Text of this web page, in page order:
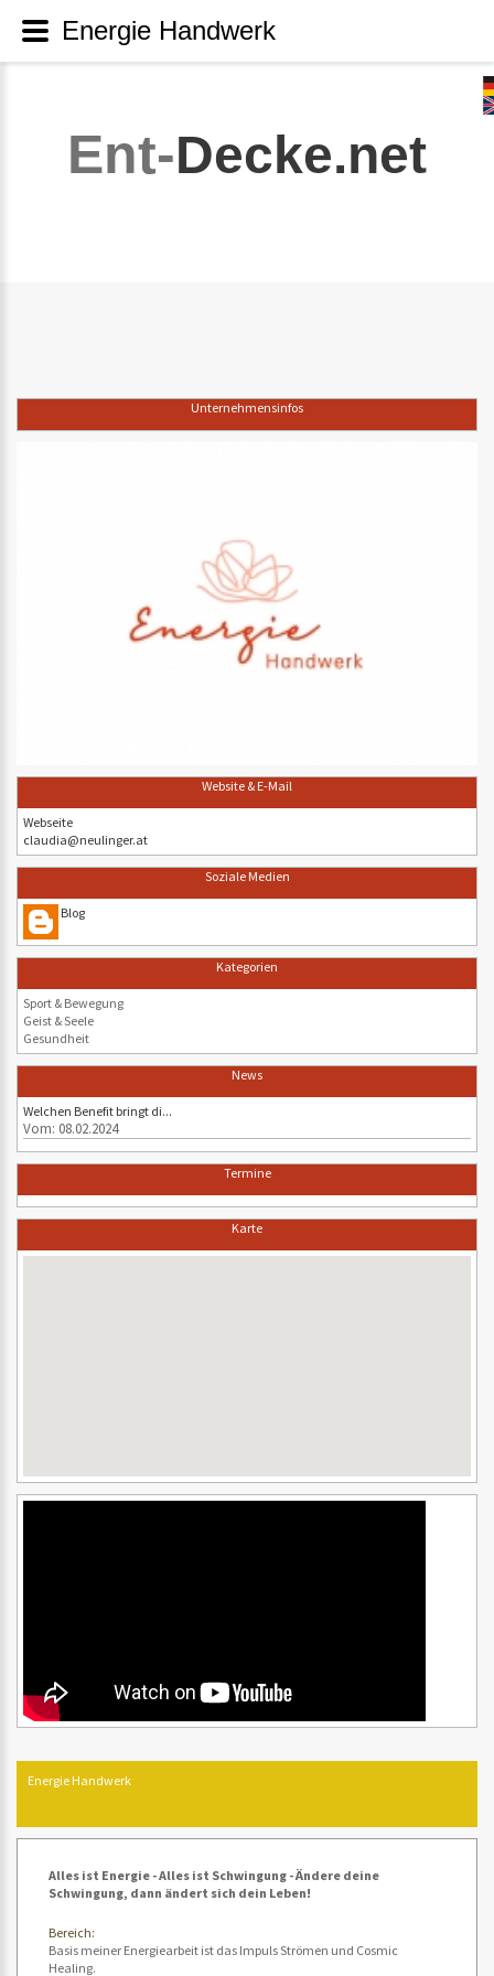
Ent-Decke.net
Unternehmensinfos
Website & E-Mail
Webseite
claudia@neulinger.at
Soziale Medien
Blog
Kategorien
Sport & Bewegung
Geist & Seele
Gesundheit
News
Welchen Benefit bringt di...
Vom: 08.02.2024
Termine
Karte
Energie Handwerk
Alles ist Energie - Alles ist Schwingung - Ändere deine
Schwingung, dann ändert sich dein Leben!
Bereich:
Basis meiner Energiearbeit ist das Impuls Strömen und Cosmic
Healing.
Energie Handwerk